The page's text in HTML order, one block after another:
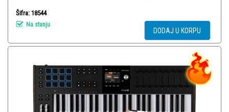
Šifra: 18544
Na stanju
DODAJ U KORPU